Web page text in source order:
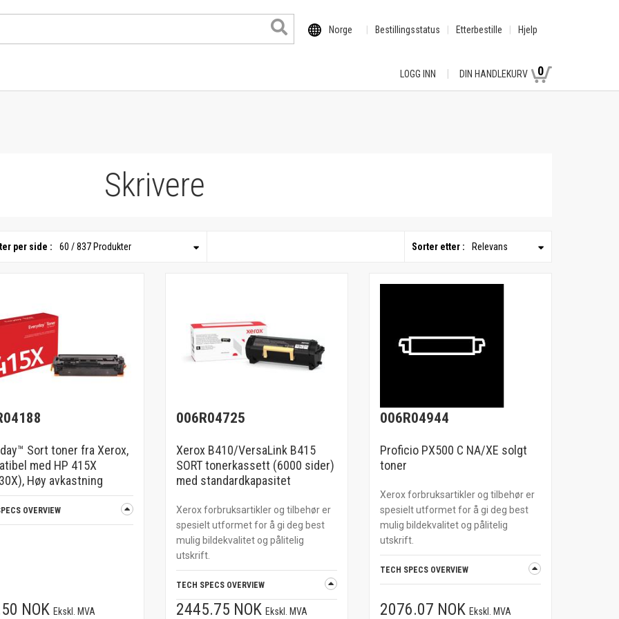
Norge Bestillingsstatus Etterbestille Hjelp
LOGG INN DIN HANDLEKURV 0
Skrivere
Sorter etter : Relevans
per side : 60 / 837 Produkter
Sort toner fra Xerox,
med HP 415X
Høy avkastning
OVERVIEW
NOKEkskl. MVA
006R04725
Xerox B410/VersaLink B415
SORT tonerkassett (6000 sider)
med standardkapasitet
Xerox forbruksartikler og tilbehør er
spesielt utformet for å gi deg best
mulig bildekvalitet og pålitelig
utskrift.
TECH SPECS OVERVIEW
2445.75 NOKEkskl. MVA
006R04944
Proficio PX500 C NA/XE solgt
toner
Xerox forbruksartikler og tilbehør er
spesielt utformet for å gi deg best
mulig bildekvalitet og pålitelig
utskrift.
TECH SPECS OVERVIEW
2076.07 NOKEkskl. MVA